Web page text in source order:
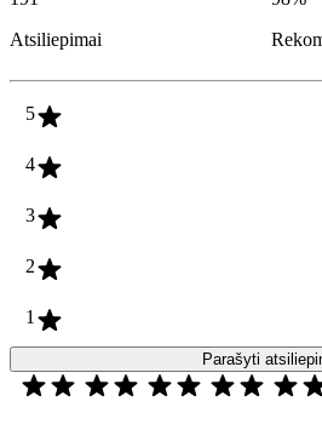
Atsiliepimai
5
4
3
2
1
Parašyti